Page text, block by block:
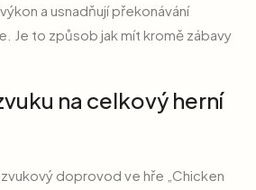
a usnadňují překonávání
Je to způsob jak mít kromě zábavy
na celkový herní
doprovod ve hře „Chicken